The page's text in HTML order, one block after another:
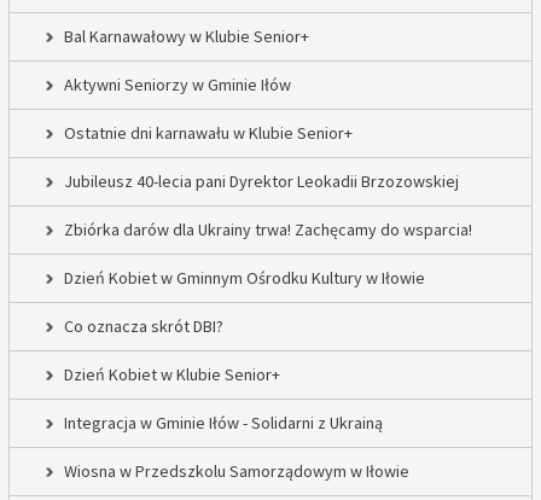
Bal Karnawałowy w Klubie Senior+
Aktywni Seniorzy w Gminie Iłów
Ostatnie dni karnawału w Klubie Senior+
Jubileusz 40-lecia pani Dyrektor Leokadii Brzozowskiej
Zbiórka darów dla Ukrainy trwa! Zachęcamy do wsparcia!
Dzień Kobiet w Gminnym Ośrodku Kultury w Iłowie
Co oznacza skrót DBI?
Dzień Kobiet w Klubie Senior+
Integracja w Gminie Iłów - Solidarni z Ukrainą
Wiosna w Przedszkolu Samorządowym w Iłowie